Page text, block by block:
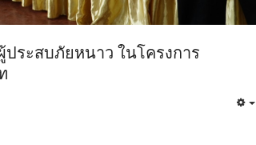
ระสบภัยหนาว ในโครงการ